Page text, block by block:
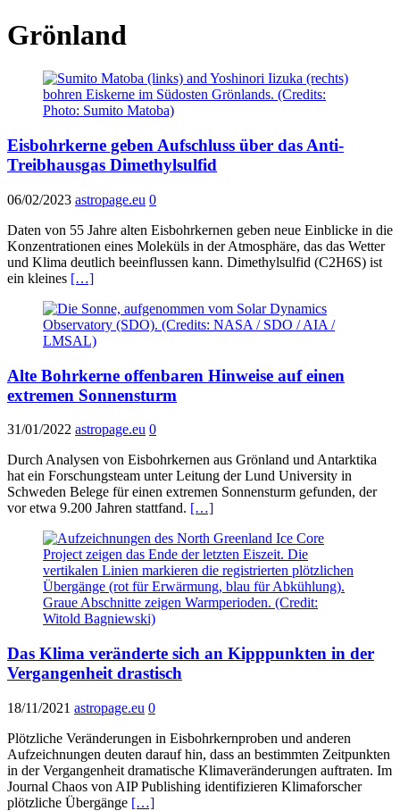
Grönland
Eisbohrkerne geben Aufschluss über das Anti-
Treibhausgas Dimethylsulfid
06/02/2023 astropage.eu 0
Daten von 55 Jahre alten Eisbohrkernen geben neue Einblicke in die
Konzentrationen eines Moleküls in der Atmosphäre, das das Wetter
und Klima deutlich beeinflussen kann. Dimethylsulfid (C2H6S) ist
ein kleines […]
Alte Bohrkerne offenbaren Hinweise auf einen
extremen Sonnensturm
31/01/2022 astropage.eu 0
Durch Analysen von Eisbohrkernen aus Grönland und Antarktika
hat ein Forschungsteam unter Leitung der Lund University in
Schweden Belege für einen extremen Sonnensturm gefunden, der
vor etwa 9.200 Jahren stattfand. […]
Das Klima veränderte sich an Kipppunkten in der
Vergangenheit drastisch
18/11/2021 astropage.eu 0
Plötzliche Veränderungen in Eisbohrkernproben und anderen
Aufzeichnungen deuten darauf hin, dass an bestimmten Zeitpunkten
in der Vergangenheit dramatische Klimaveränderungen auftraten. Im
Journal Chaos von AIP Publishing identifizieren Klimaforscher
plötzliche Übergänge […]